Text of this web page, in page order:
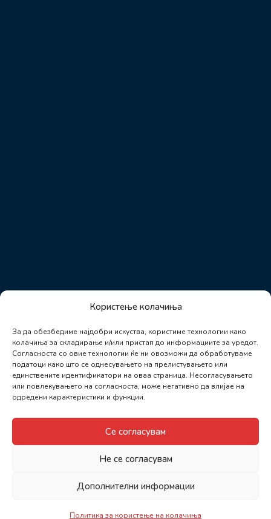
Користење колачиња
За да обезбедиме најдобри искуства, користиме технологии како
колачиња за складирање и/или пристап до информациите за уредот.
Согласноста со овие технологии ќе ни овозможи да обработуваме
податоци како што се однесувањето на прелистувањето или
единствените идентификатори на оваа страница. Несогласувањето
или повлекувањето на согласноста, може негативно да влијае на
одредени карактеристики и функции.
Се согласувам
Не се согласувам
Дополнителни информации
Политика за користење на колачиња